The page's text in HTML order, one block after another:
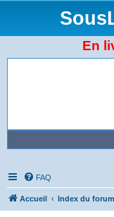
En
FAQ
Accueil Index du forum